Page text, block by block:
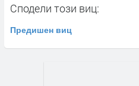
Сподели този виц:
Предишен виц